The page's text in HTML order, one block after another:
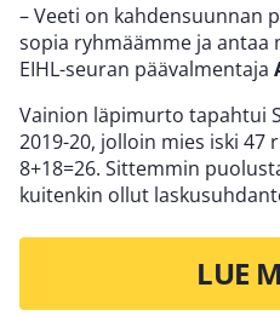
– Veeti on kahdensuunnan
sopia ryhmäämme ja antaa
EIHL-seuran päävalmentaja
Vainion läpimurto tapahtui
2019-20, jolloin mies iski
8+18=26. Sittemmin
kuitenkin ollut
LUE